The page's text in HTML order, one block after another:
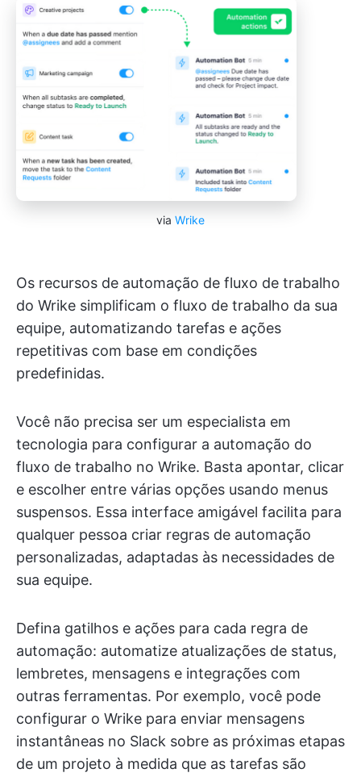
via Wrike
Os recursos de automação de fluxo de trabalho
do Wrike simplificam o fluxo de trabalho da sua
equipe, automatizando tarefas e ações
repetitivas com base em condições
predefinidas.
Você não precisa ser um especialista em
tecnologia para configurar a automação do
fluxo de trabalho no Wrike. Basta apontar, clicar
e escolher entre várias opções usando menus
suspensos. Essa interface amigável facilita para
qualquer pessoa criar regras de automação
personalizadas, adaptadas às necessidades de
sua equipe.
Defina gatilhos e ações para cada regra de
automação: automatize atualizações de status,
lembretes, mensagens e integrações com
outras ferramentas. Por exemplo, você pode
configurar o Wrike para enviar mensagens
instantâneas no Slack sobre as próximas etapas
de um projeto à medida que as tarefas são